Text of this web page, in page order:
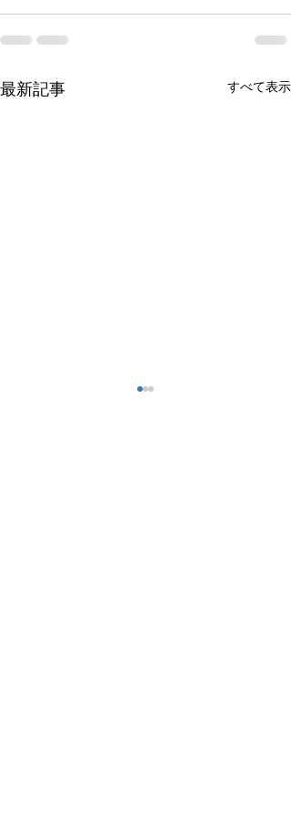
最新記事 すべて表示